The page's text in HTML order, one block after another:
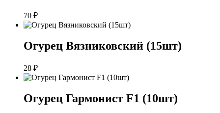
70 ₽
Огурец Вязниковский (15шт)
28 ₽
Огурец Гармонист F1 (10шт)